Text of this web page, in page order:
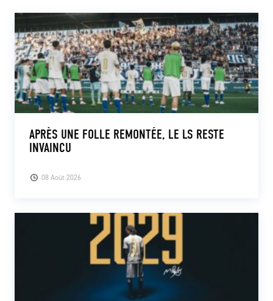
08 Août 2026
APRÈS UNE FOLLE REMONTÉE, LE LS RESTE
INVAINCU